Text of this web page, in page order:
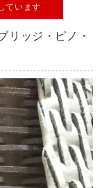
ています
リッジ・ピノ・